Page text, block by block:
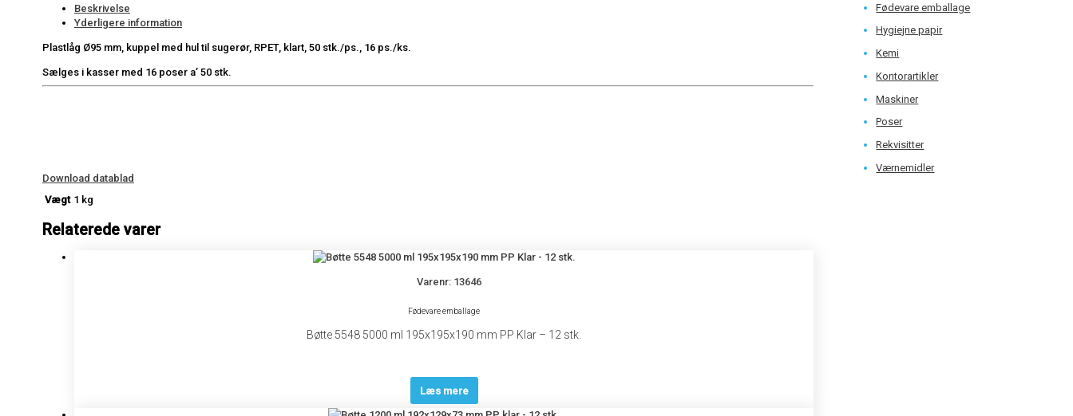
Beskrivelse
Yderligere information
Plastlåg Ø95 mm, kuppel med hul til sugerør, RPET, klart, 50 stk./ps., 16 ps./ks.
Sælges i kasser med 16 poser a’ 50 stk.
Download datablad
Vægt 1 kg
Relaterede varer
Varenr: 13646
Fødevare emballage
Bøtte 5548 5000 ml 195x195x190 mm PP Klar – 12 stk.
Læs mere
Fødevare emballage
Hygiejne papir
Kemi
Kontorartikler
Maskiner
Poser
Rekvisitter
Værnemidler